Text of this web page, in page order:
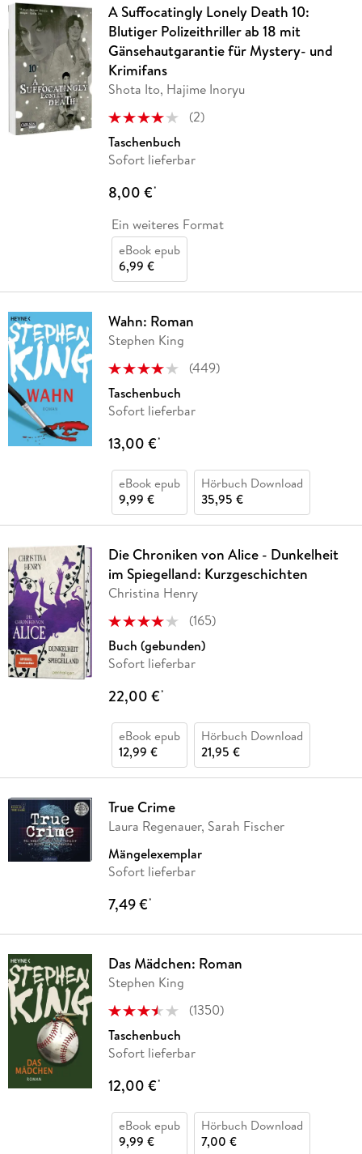
A Suffocatingly Lonely Death 10:
Blutiger Polizeithriller ab 18 mit
Gänsehautgarantie für Mystery- und
Krimifans
Shota Ito, Hajime Inoryu
(2)
Taschenbuch
Sofort lieferbar
8,00 €*
Ein weiteres Format
eBook epub
6,99 €
Wahn: Roman
Stephen King
(449)
Taschenbuch
Sofort lieferbar
13,00 €*
eBook epub
9,99 €
Hörbuch Download
35,95 €
Die Chroniken von Alice - Dunkelheit
im Spiegelland: Kurzgeschichten
Christina Henry
(165)
Buch (gebunden)
Sofort lieferbar
22,00 €*
eBook epub
12,99 €
Hörbuch Download
21,95 €
True Crime
Laura Regenauer, Sarah Fischer
Mängelexemplar
Sofort lieferbar
7,49 €*
Das Mädchen: Roman
Stephen King
(1350)
Taschenbuch
Sofort lieferbar
12,00 €*
eBook epub
9,99 €
Hörbuch Download
7,00 €